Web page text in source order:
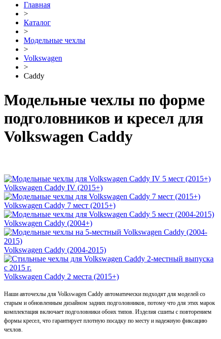
Главная
>
Каталог
>
Модельные чехлы
>
Volkswagen
>
Caddy
Модельные чехлы по форме
подголовников и кресел для
Volkswagen Caddy
Volkswagen Caddy IV (2015+)
Volkswagen Caddy 7 мест (2015+)
Volkswagen Caddy (2004+)
Volkswagen Caddy (2004-2015)
Volkswagen Caddy 2 места (2015+)
Наши авточехлы для Volkswagen Caddy автоматически подходят для моделей со
старым и обновленным дизайном задних подголовников, потому что для этих марок
комплектация включает подголовники обоих типов. Изделия сшиты с повторением
формы кресел, что гарантирует плотную посадку по месту и надежную фиксацию
чехлов.